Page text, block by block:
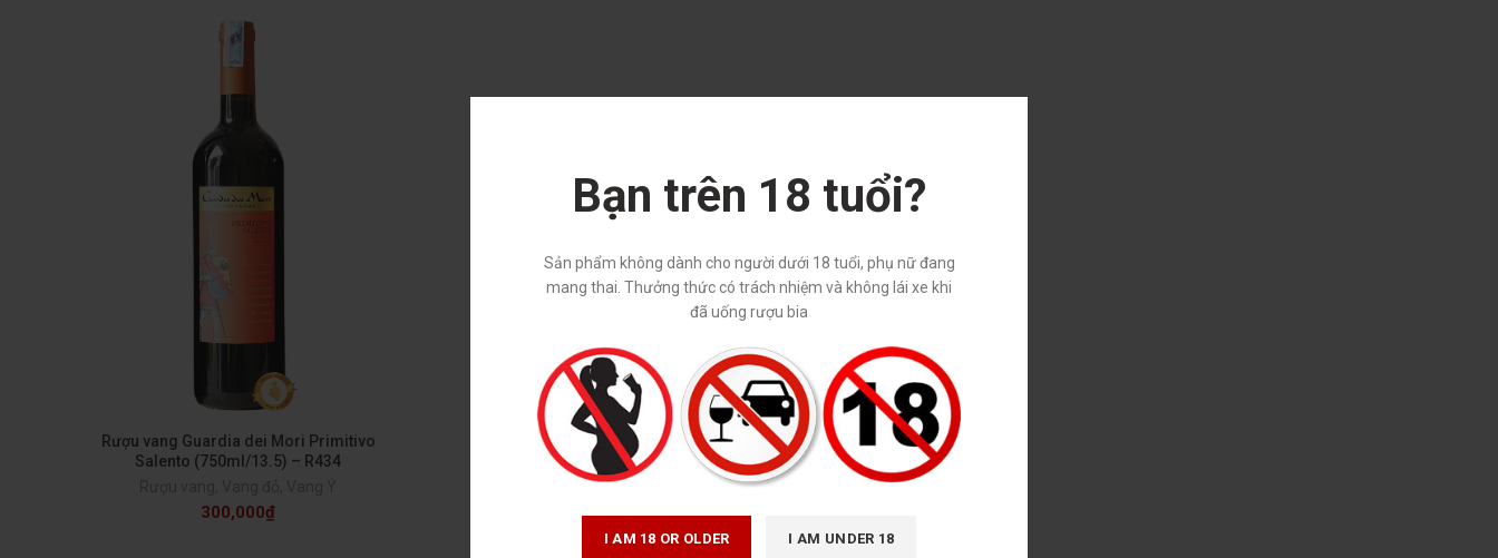
Bạn trên 18 tuổi?
Sản phẩm không dành cho người dưới 18 tuổi, phụ nữ đang
mang thai. Thưởng thức có trách nhiệm và không lái xe khi
đã uống rượu bia
I AM 18 OR OLDER I AM UNDER 18
Rượu vang Guardia dei Mori Primitivo
Salento (750ml/13.5) – R434
300,000₫